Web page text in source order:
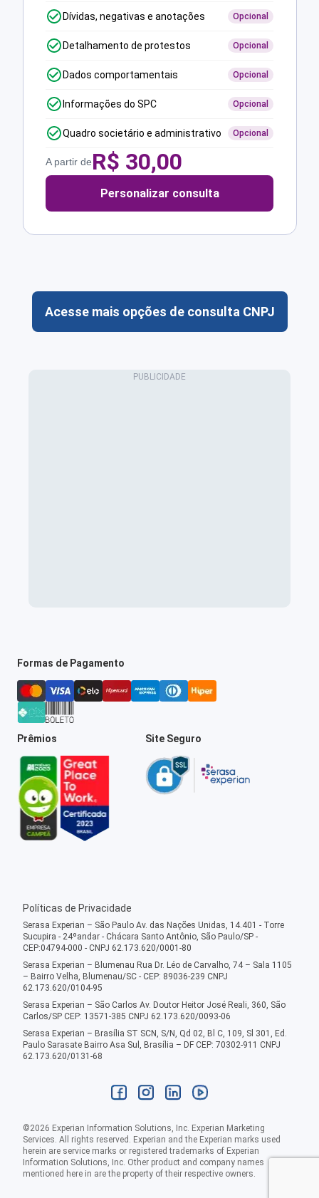
Dívidas, negativas e anotações Opcional
Detalhamento de protestos Opcional
Dados comportamentais Opcional
Informações do SPC Opcional
Quadro societário e administrativo Opcional
A partir deR$ 30,00
Personalizar consulta
Acesse mais opções de consulta CNPJ
Formas de Pagamento
Prêmios Site Seguro
Políticas de Privacidade
Serasa Experian – São Paulo Av. das Nações Unidas, 14.401 - Torre
Sucupira - 24ºandar - Chácara Santo Antônio, São Paulo/SP -
CEP:04794-000 - CNPJ 62.173.620/0001-80
Serasa Experian – Blumenau Rua Dr. Léo de Carvalho, 74 – Sala 1105
– Bairro Velha, Blumenau/SC - CEP: 89036-239 CNPJ
62.173.620/0104-95
Serasa Experian – São Carlos Av. Doutor Heitor José Reali, 360, São
Carlos/SP CEP: 13571-385 CNPJ 62.173.620/0093-06
Serasa Experian – Brasília ST SCN, S/N, Qd 02, Bl C, 109, Sl 301, Ed.
Paulo Sarasate Bairro Asa Sul, Brasília – DF CEP: 70302-911 CNPJ
62.173.620/0131-68
©2026 Experian Information Solutions, Inc. Experian Marketing
Services. All rights reserved. Experian and the Experian marks used
herein are service marks or registered trademarks of Experian
Information Solutions, Inc. Other product and company names
mentioned here in are the property of their respective owners.